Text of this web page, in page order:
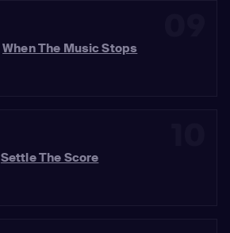
When The Music Stops
Settle The Score